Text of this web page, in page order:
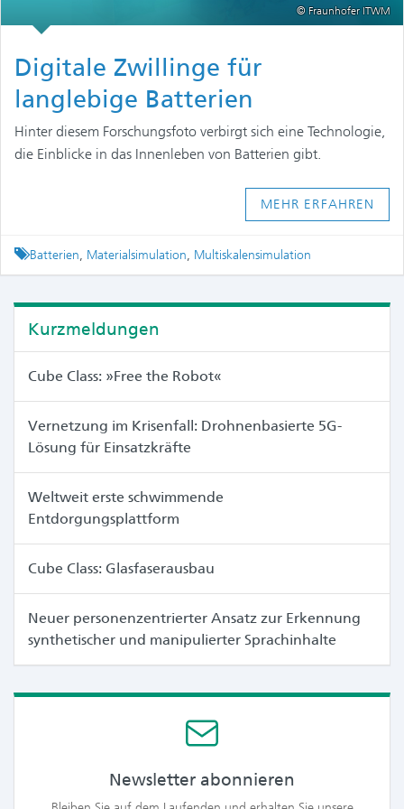
© Fraunhofer ITWM
Digitale Zwillinge für
langlebige Batterien
Hinter diesem Forschungsfoto verbirgt sich eine Technologie,
die Einblicke in das Innenleben von Batterien gibt.
MEHR ERFAHREN
Tagged
Batterien, Materialsimulation, Multiskalensimulation
Kurzmeldungen
Cube Class: »Free the Robot«
Vernetzung im Krisenfall: Drohnenbasierte 5G-
Lösung für Einsatzkräfte
Weltweit erste schwimmende
Entdorgungsplattform
Cube Class: Glasfaserausbau
Neuer personenzentrierter Ansatz zur Erkennung
synthetischer und manipulierter Sprachinhalte
Newsletter abonnieren